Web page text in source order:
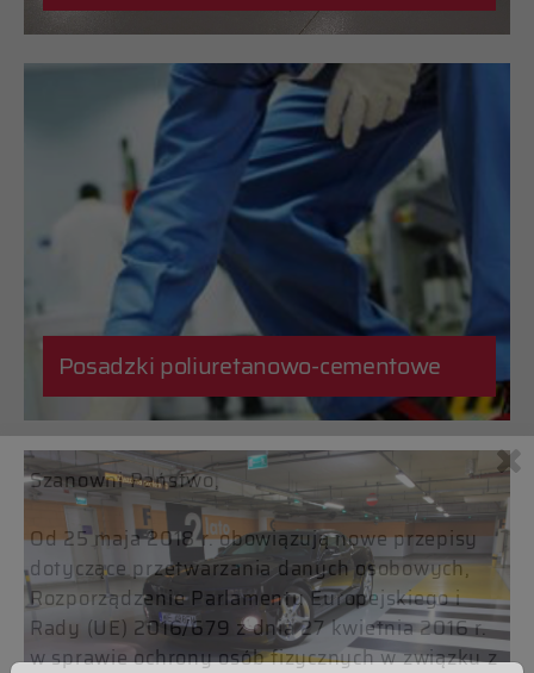
Posadzki poliuretanowo-cementowe
Szanowni Państwo,
Od 25 maja 2018 r. obowiązują nowe przepisy
dotyczące przetwarzania danych osobowych,
Rozporządzenie Parlamentu Europejskiego i
Rady (UE) 2016/679 z dnia 27 kwietnia 2016 r.
w sprawie ochrony osób fizycznych w związku z